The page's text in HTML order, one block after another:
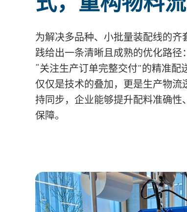
为解决多品种、小批量装配线的齐
践给出一条清晰且成熟的优化路径
“关注生产订单完整交付”的精准配
仅仅是技术的叠加，更是生产物流
持同步，企业能够提升配料准确
保障。